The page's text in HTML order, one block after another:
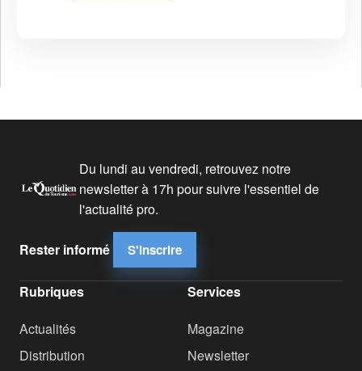
Du lundi au vendredi, retrouvez notre
newsletter à 17h pour suivre l'essentiel de
l'actualité pro.
Rester informé S'inscrire
Rubriques
Actualités
Distribution
Services
Magazine
Newsletter